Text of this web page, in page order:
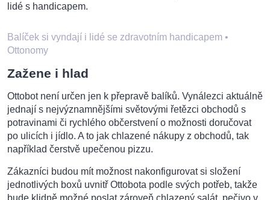
lidé s handicapem.
Balíček si vyndají i lidé se zdravotním handicapem •
Ottonomy
Zažene i hlad
Ottobot není určen jen k přepravě balíků. Vynálezci aktuálně
jednají s nejvýznamnějšími světovými řetězci obchodů s
potravinami či rychlého občerstvení o možnosti doručovat
po ulicích i jídlo. A to jak chlazené nákupy z obchodů, tak
například čerstvě upečenou pizzu.
Zákazníci budou mít možnost nakonfigurovat si složení
jednotlivých boxů uvnitř Ottobota podle svých potřeb, takže